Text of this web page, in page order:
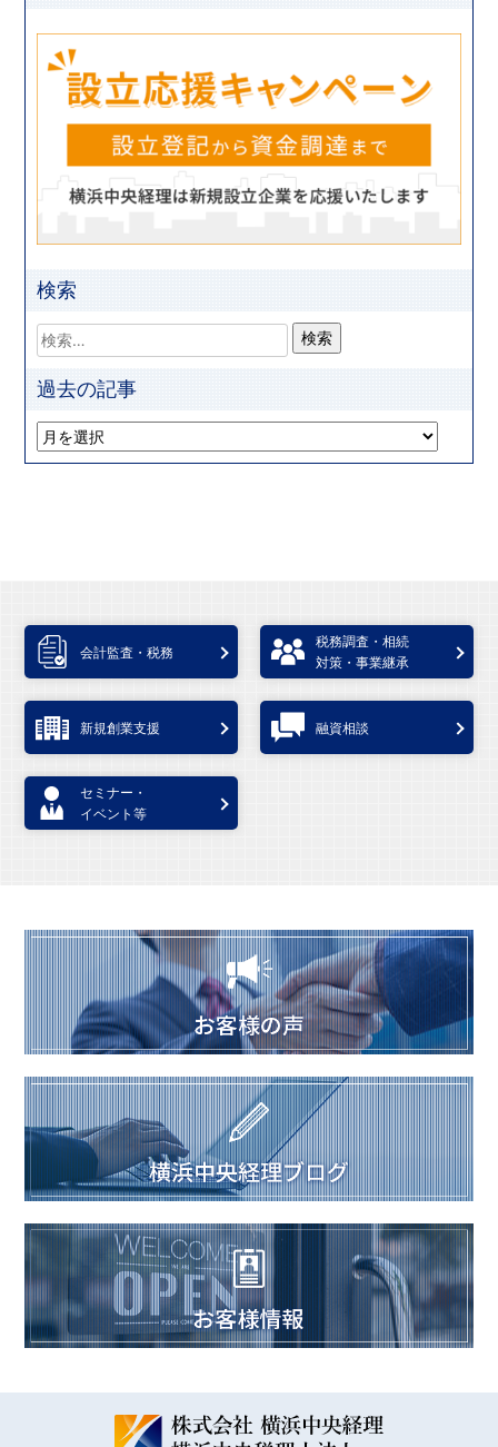
検索
過去の記事
会計監査・税務
税務調査・相続
対策・事業継承
新規創業支援 融資相談
セミナー・
イベント等